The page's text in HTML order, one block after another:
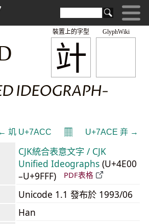
GlyphWiki
竍
裝置上的字型
IDEOGRAPH-
← 竌 U+7ACC 𝄜 U+7ACE 竎 →
CJK統合表意文字 / CJK
Unified Ideographs (U+4E00
–U+9FFF)
PDF表格
Unicode 1.1 發布於 1993/06
Han